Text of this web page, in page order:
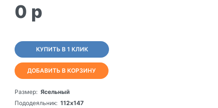
0 p
КУПИТЬ В 1 КЛИК
ДОБАВИТЬ В КОРЗИНУ
Размер: Ясельный
Пододеяльник: 112х147